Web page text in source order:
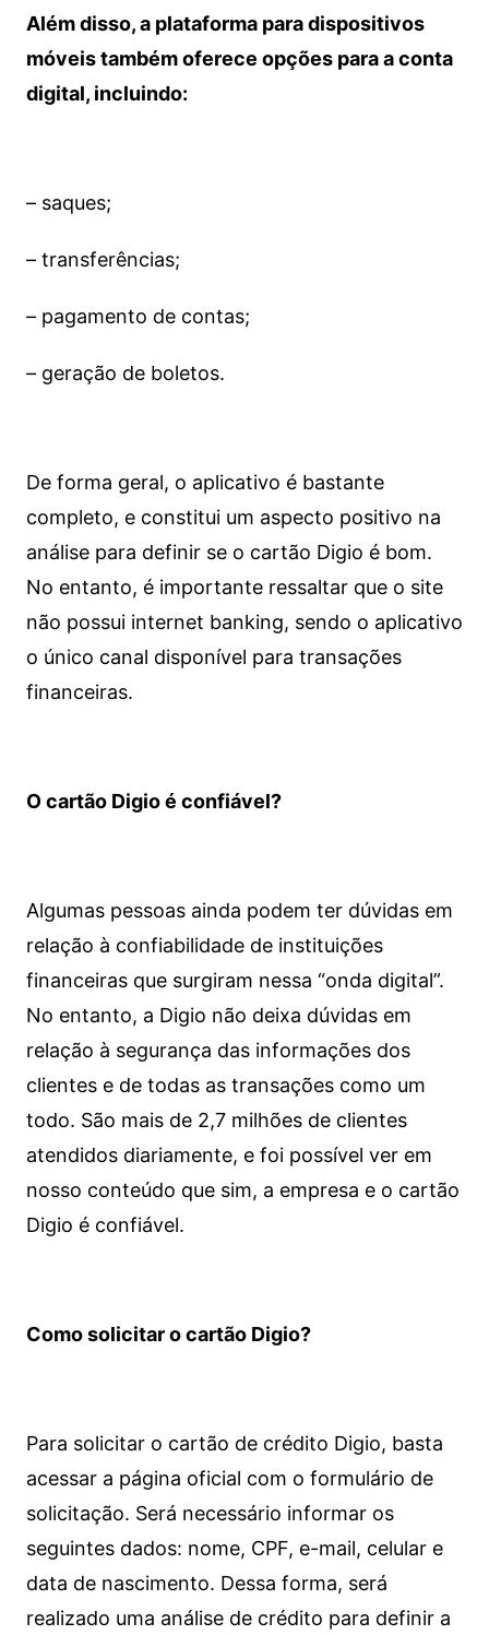
Além disso, a plataforma para dispositivos
móveis também oferece opções para a conta
digital, incluindo:
– saques;
– transferências;
– pagamento de contas;
– geração de boletos.
De forma geral, o aplicativo é bastante
completo, e constitui um aspecto positivo na
análise para definir se o cartão Digio é bom.
No entanto, é importante ressaltar que o site
não possui internet banking, sendo o aplicativo
o único canal disponível para transações
financeiras.
O cartão Digio é confiável?
Algumas pessoas ainda podem ter dúvidas em
relação à confiabilidade de instituições
financeiras que surgiram nessa “onda digital”.
No entanto, a Digio não deixa dúvidas em
relação à segurança das informações dos
clientes e de todas as transações como um
todo. São mais de 2,7 milhões de clientes
atendidos diariamente, e foi possível ver em
nosso conteúdo que sim, a empresa e o cartão
Digio é confiável.
Como solicitar o cartão Digio?
Para solicitar o cartão de crédito Digio, basta
acessar a página oficial com o formulário de
solicitação. Será necessário informar os
seguintes dados: nome, CPF, e-mail, celular e
data de nascimento. Dessa forma, será
realizado uma análise de crédito para definir a